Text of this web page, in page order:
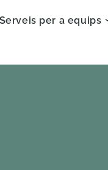
Serveis per a equips